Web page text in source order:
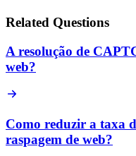
Related Questions
A resolução de
web?
Como reduzir a taxa
raspagem de web?